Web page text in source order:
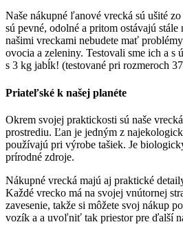
Naše nákupné ľanové vrecká sú ušité
sú pevné, odolné a pritom ostávajú
našimi vreckami nebudete mať
ovocia a zeleniny. Testovali sme ich a s
s 3 kg jabĺk! (testované pri rozmeroch
Priateľské k našej planéte
Okrem svojej praktickosti sú naše
prostrediu. Ľan je jedným z
používajú pri výrobe tašiek. Je
prírodné zdroje.
Nákupné vrecká majú aj praktické
Každé vrecko má na svojej vnútornej
zavesenie, takže si môžete svoj nákup
vozík a a uvoľniť tak priestor pre ďalší